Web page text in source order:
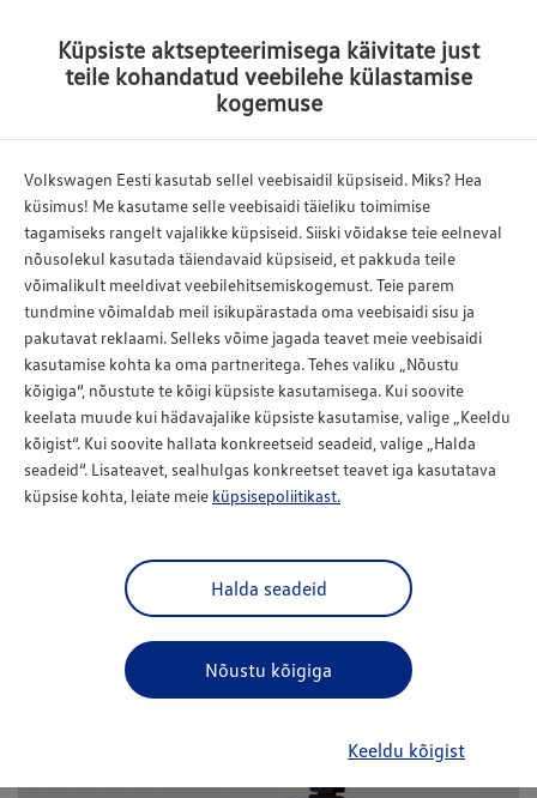
Teeninduseintervallid
Et Te igaks teenindushoolduseks jõuaksite õigeaegselt ja
ükski neist meelest ei läheks, me aitame seda meeles
pidada – kleebisega ukse serval või teeninduse intervalli
näiduga spidomeetril.
Hooldusteenindus - iga 30000 km või iga 2 aasta
möödumisel
Pidurivedeliku teenindus- iga 2 aasta tagant (meie
soovitame kasutada Volkswagen originaal
pidurivedeliku);
näitude alusel (iga 15000 km või kord aastas);
"LongLife" teenindus- „LongLife” mobiilteeninduse
Te peate teostama ainult ühe teenindushoolduse siis
kui see on vajalik Teie autol.
Tagasi
Küpsiste aktsepteerimisega käivitate just
teile kohandatud veebilehe külastamise
kogemuse
Volkswagen Eesti kasutab sellel veebisaidil küpsiseid. Miks? Hea
küsimus! Me kasutame selle veebisaidi täieliku toimimise
tagamiseks rangelt vajalikke küpsiseid. Siiski võidakse teie eelneval
nõusolekul kasutada täiendavaid küpsiseid, et pakkuda teile
võimalikult meeldivat veebilehitsemiskogemust. Teie parem
tundmine võimaldab meil isikupärastada oma veebisaidi sisu ja
pakutavat reklaami. Selleks võime jagada teavet meie veebisaidi
kasutamise kohta ka oma partneritega. Tehes valiku „Nõustu
kõigiga“, nõustute te kõigi küpsiste kasutamisega. Kui soovite
keelata muude kui hädavajalike küpsiste kasutamise, valige „Keeldu
kõigist“. Kui soovite hallata konkreetseid seadeid, valige „Halda
seadeid“. Lisateavet, sealhulgas konkreetset teavet iga kasutatava
küpsise kohta, leiate meie küpsisepoliitikast.
Halda seadeid
Nõustu kõigiga
Keeldu kõigist